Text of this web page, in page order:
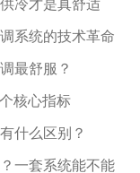
系统的技术革命
最舒服？
核心指标
什么区别？
一套系统能不能